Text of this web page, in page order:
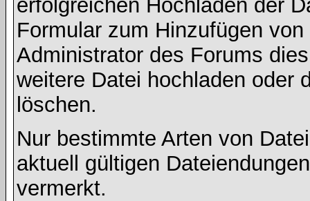
erfolgreichen Hochladen der
Formular zum Hinzufügen
Administrator des Forums
weitere Datei hochladen oder
löschen.
Nur bestimmte Arten von
aktuell gültigen
vermerkt.